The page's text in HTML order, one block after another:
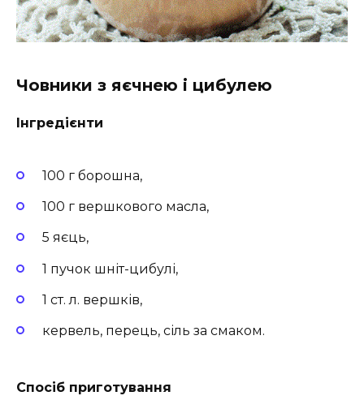
Човники з яєчнею і цибулею
Інгредієнти
100 г борошна,
100 г вершкового масла,
5 яєць,
1 пучок шніт-цибулі,
1 ст. л. вершків,
кервель, перець, сіль за смаком.
Спосіб приготування